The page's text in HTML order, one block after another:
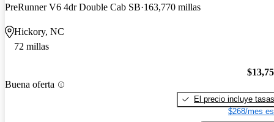
PreRunner V6 4dr Double Cab SB 163,770 millas
Hickory, NC
72 millas
Buena oferta
El precio incluye tasas
$268/mes